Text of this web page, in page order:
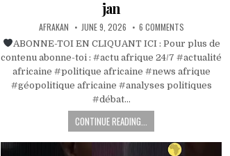
jan
AFRAKAN JUNE 9, 2026 6 COMMENTS
ABONNE-TOI EN CLIQUANT ICI : Pour plus de
contenu abonne-toi : #actu afrique 24/7 #actualité
africaine #politique africaine #news afrique
#géopolitique africaine #analyses politiques
#débat…
CONTINUE READING...